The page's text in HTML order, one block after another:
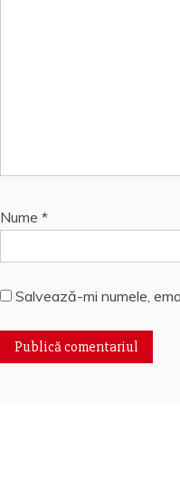
Nume *
Salvează-mi numele,